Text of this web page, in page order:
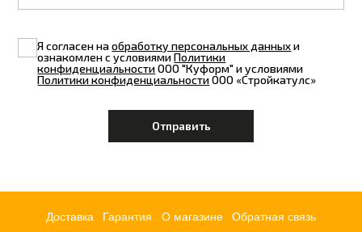
Я согласен наобработку персональных данныхи
ознакомлен с условиямиПолитики
конфиденциальностиООО "Куформ" и условиями
Политики конфиденциальностиООО «Стройкатулс»
Доставка Гарантия О магазине Обратная связь